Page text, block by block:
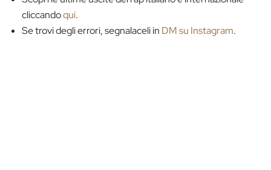
cliccandoqui.
Se trovi degli errori, segnalaceli in DM su Instagram.